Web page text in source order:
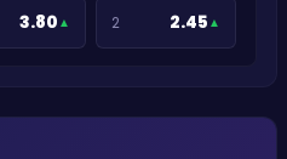
3.80 ▲ 2 2.45 ▲